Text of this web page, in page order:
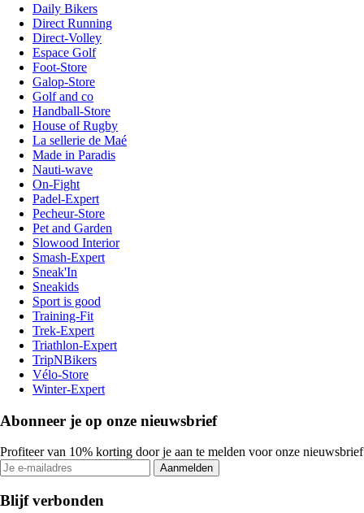
Daily Bikers
Direct Running
Direct-Volley
Espace Golf
Foot-Store
Galop-Store
Golf and co
Handball-Store
House of Rugby
La sellerie de Maé
Made in Paradis
Nauti-wave
On-Fight
Padel-Expert
Pecheur-Store
Pet and Garden
Slowood Interior
Smash-Expert
Sneak'In
Sneakids
Sport is good
Training-Fit
Trek-Expert
Triathlon-Expert
TripNBikers
Vélo-Store
Winter-Expert
Abonneer je op onze nieuwsbrief
Profiteer van 10% korting door je aan te melden voor onze nieuwsbrief
Aanmelden
Blijf verbonden